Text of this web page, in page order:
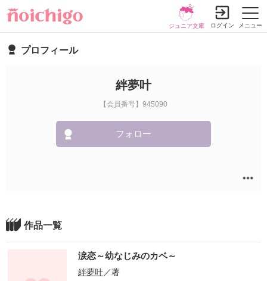
メニュー
ジュニア文庫 ログイン
プロフィール
絆夢叶
【会員番号】945090
フォロー
作品一覧
涙恋～幼なじみのカベ～
絆夢叶／著